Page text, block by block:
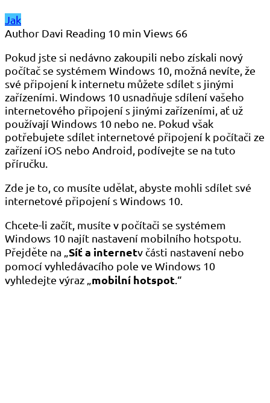
Jak
Author Davi Reading 10 min Views 66
Pokud jste si nedávno zakoupili nebo získali nový
počítač se systémem Windows 10, možná nevíte, že
své připojení k internetu můžete sdílet s jinými
zařízeními. Windows 10 usnadňuje sdílení vašeho
internetového připojení s jinými zařízeními, ať už
používají Windows 10 nebo ne. Pokud však
potřebujete sdílet internetové připojení k počítači ze
zařízení iOS nebo Android, podívejte se na tuto
příručku.
Zde je to, co musíte udělat, abyste mohli sdílet své
internetové připojení s Windows 10.
Chcete-li začít, musíte v počítači se systémem
Windows 10 najít nastavení mobilního hotspotu.
Přejděte na „Síť a internetv části nastavení nebo
pomocí vyhledávacího pole ve Windows 10
vyhledejte výraz „mobilní hotspot.“